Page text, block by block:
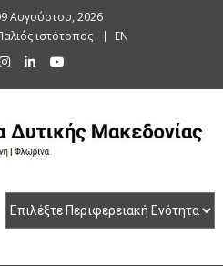
Αυγούστου, 2026
ιστότοπος EN